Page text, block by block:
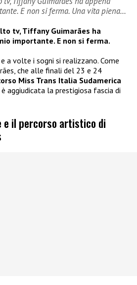
E non si ferma. Una vita piena…
tv, Tiffany Guimarães ha
importante. E non si ferma.
a volte i sogni si realizzano. Come
che alle finali del 23 e 24
Miss Trans Italia Sudamerica
è aggiudicata la prestigiosa fascia di
e il percorso artistico di